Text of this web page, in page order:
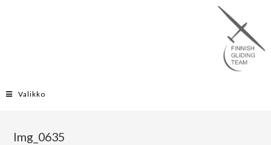
Valikko
Img_0635